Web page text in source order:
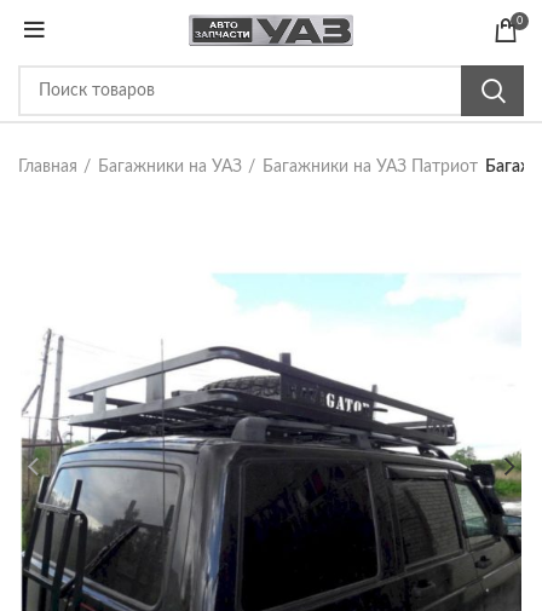
0
Главная Багажники на УАЗ Багажники на УАЗ Патриот